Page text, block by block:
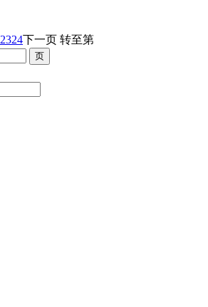
2324下一页 转至第